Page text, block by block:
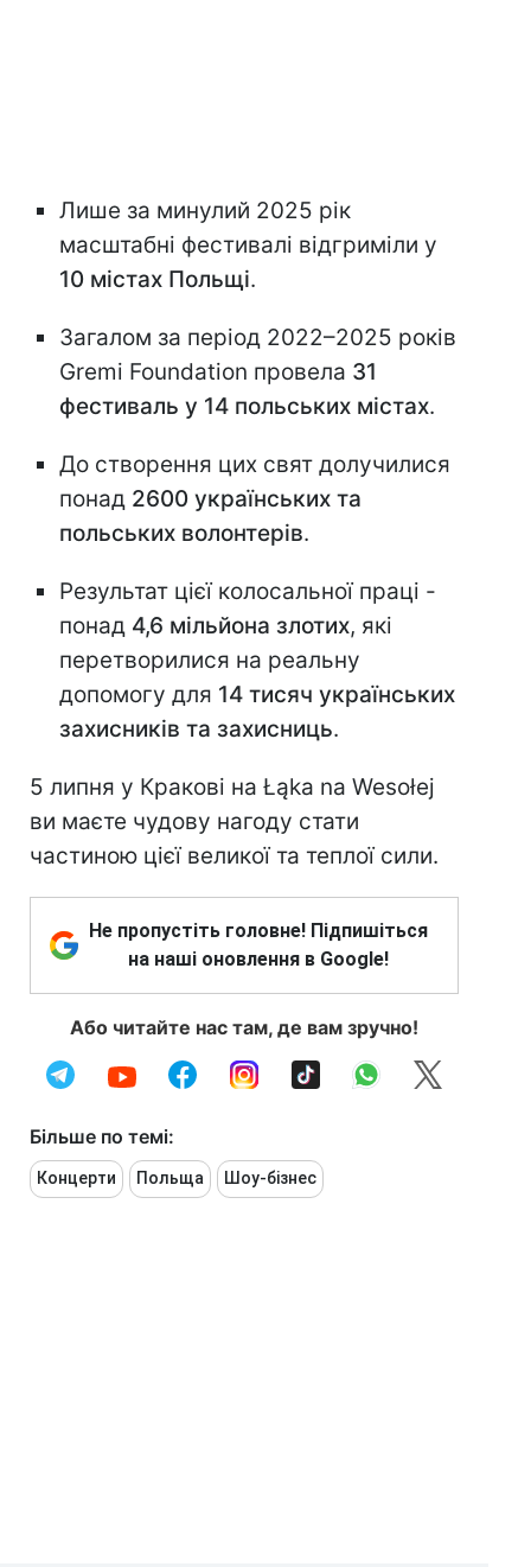
Лише за минулий 2025 рік
масштабні фестивалі відгриміли у
10 містах Польщі.
Загалом за період 2022–2025 років
Gremi Foundation провела 31
фестиваль у 14 польських містах.
До створення цих свят долучилися
понад 2600 українських та
польських волонтерів.
Результат цієї колосальної праці -
понад 4,6 мільйона злотих, які
перетворилися на реальну
допомогу для 14 тисяч українських
захисників та захисниць.
5 липня у Кракові на Łąka na Wesołej
ви маєте чудову нагоду стати
частиною цієї великої та теплої сили.
Не пропустіть головне! Підпишіться
на наші оновлення в Google!
Або читайте нас там, де вам зручно!
Більше по темі:
Концерти Польща Шоу-бізнес